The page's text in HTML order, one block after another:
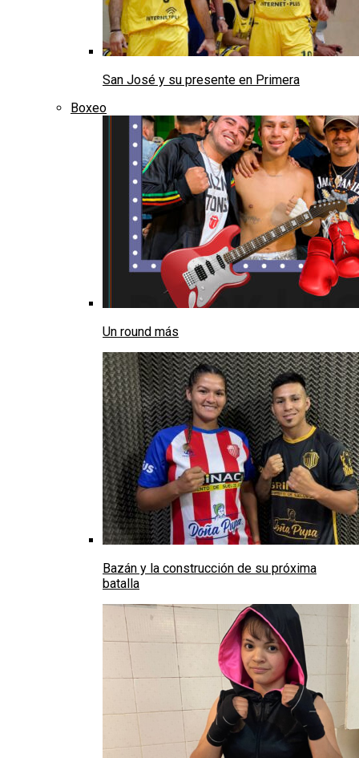
San José y su presente en Primera
Boxeo
Un round más
Bazán y la construcción de su próxima
batalla